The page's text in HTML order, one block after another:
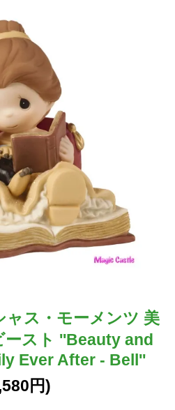
ャス・モーメンツ 美
ースト ''Beauty and
Ever After - Bell''
円)